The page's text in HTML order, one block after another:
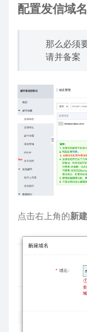
配置发信域名
那么必须
请并备案
点击右上角的新